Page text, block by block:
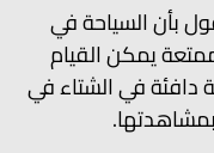
بأن السياحة في
يمكن القيام
دافئة في الشتاء في